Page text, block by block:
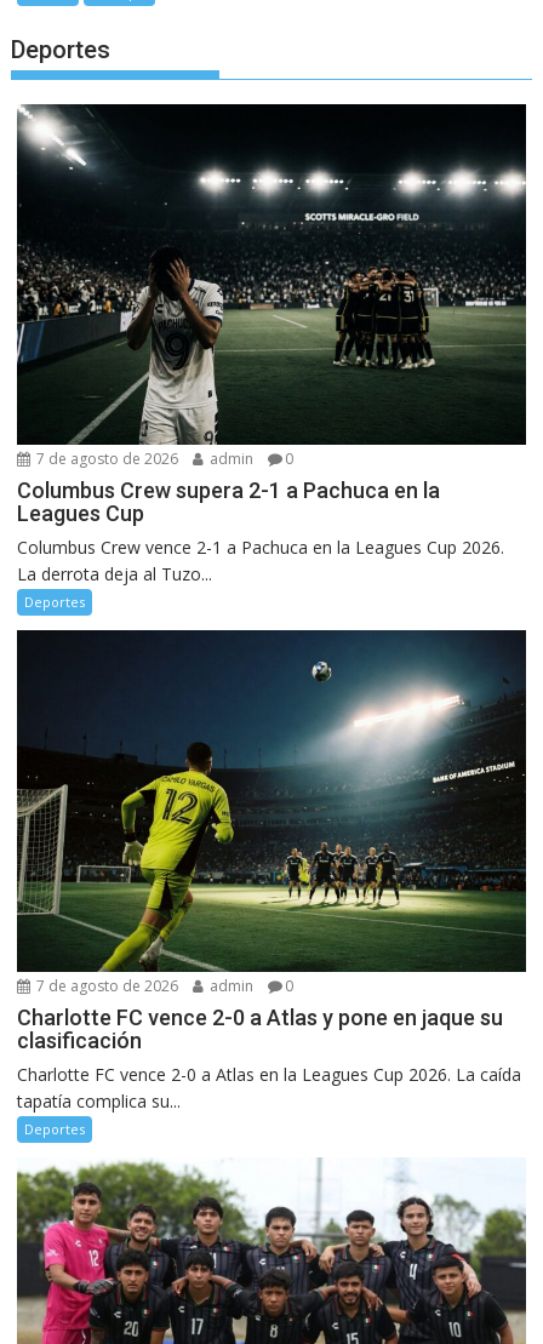
Deportes
7 de agosto de 2026 admin 0
Columbus Crew supera 2-1 a Pachuca en la
Leagues Cup
Columbus Crew vence 2-1 a Pachuca en la Leagues Cup 2026.
La derrota deja al Tuzo...
Deportes
7 de agosto de 2026 admin 0
Charlotte FC vence 2-0 a Atlas y pone en jaque su
clasificación
Charlotte FC vence 2-0 a Atlas en la Leagues Cup 2026. La caída
tapatía complica su...
Deportes